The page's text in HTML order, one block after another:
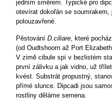
jedním směrem. Typické pro
otevírat dokořán se
polouzavřené.
Pěstování D.ciliare, které
(od Oudtshoorn až Port
V zimě cibule spí v bezlistém
první zálivku a jak vidno, už
kvést. Substrát propustný,
přímé slunce. Dipcadi jsou
rostliny děláme semena.